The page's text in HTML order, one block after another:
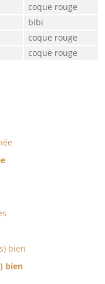
coque rouge
bibi
coque rouge
coque rouge
bien